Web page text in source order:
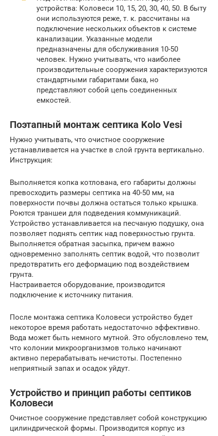
устройства: Коловеси 10, 15, 20, 30, 40, 50. В быту
они используются реже, т. к. рассчитаны на
подключение нескольких объектов к системе
канализации. Указанные модели
предназначены для обслуживания 10-50
человек. Нужно учитывать, что наиболее
производительные сооружения характеризуются
стандартными габаритами бака, но
представляют собой цепь соединенных
емкостей.
Поэтапный монтаж септика Kolo Vesi
Нужно учитывать, что очистное сооружение
устанавливается на участке в слой грунта вертикально.
Инструкция:
Выполняется копка котлована, его габариты должны
превосходить размеры септика на 40-50 мм, на
поверхности почвы должна остаться только крышка.
Роются траншеи для подведения коммуникаций.
Устройство устанавливается на песчаную подушку, она
позволяет поднять септик над поверхностью грунта.
Выполняется обратная засыпка, причем важно
одновременно заполнять септик водой, что позволит
предотвратить его деформацию под воздействием
грунта.
Настраивается оборудование, производится
подключение к источнику питания.
После монтажа септика Коловеси устройство будет
некоторое время работать недостаточно эффективно.
Вода может быть немного мутной. Это обусловлено тем,
что колонии микроорганизмов только начинают
активно перерабатывать нечистоты. Постепенно
неприятный запах и осадок уйдут.
Устройство и принцип работы септиков
Коловеси
Очистное сооружение представляет собой конструкцию
цилиндрической формы. Производится корпус из